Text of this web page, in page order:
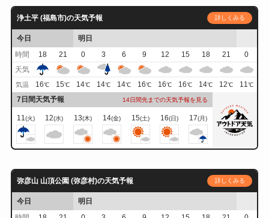
浄土平 (福島市)の天気予報 詳しくみる
今日
明日
時間
18 21 0 3 6 9 12 15 18 21
0
天気
気温 16℃ 15℃ 14℃ 14℃ 14℃ 16℃ 16℃ 16℃ 14℃ 12℃ 11℃
7日間天気予報 14日間先までの天気予報を見る
11(火) 12(水) 13(木) 14(金) 15(土) 16(日) 17(月)
弥彦山 山頂公園 (弥彦村)の天気予報 詳しくみる
今日
明日